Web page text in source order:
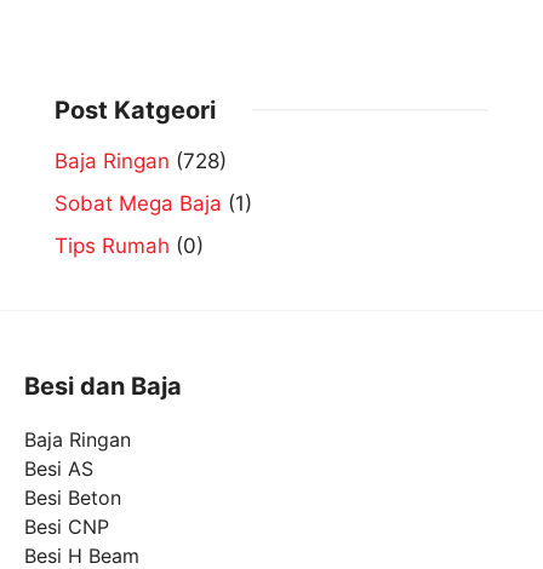
Post Katgeori
Baja Ringan (728)
Sobat Mega Baja (1)
Tips Rumah (0)
Besi dan Baja
Baja Ringan
Besi AS
Besi Beton
Besi CNP
Besi H Beam